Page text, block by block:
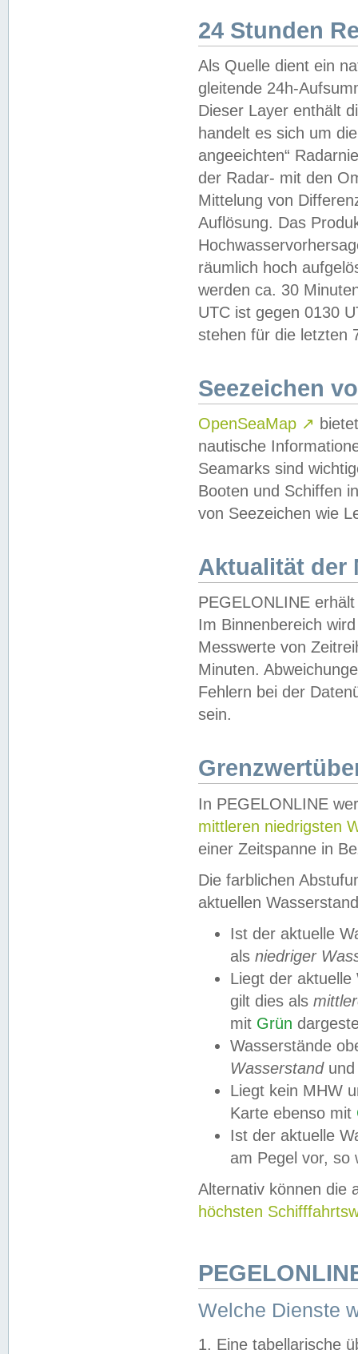
24 Stunden
Als Quelle dient ein
gleitende 24h-
Dieser Layer enthält
handelt es sich um
angeeichten“
der Radar- mit den
Mittelung von
Auflösung. Das
räumlich hoch
werden ca. 30
UTC ist gegen 0130
stehen für die letzten
Seezeichen
OpenSeaMap ↗
nautische
Seamarks sind
Booten und Schiffen
von Seezeichen wie
Aktualität der
PEGELONLINE
Im Binnenbereich
Messwerte von
Minuten.
Fehlern bei der
sein.
In PEGELONLINE
mittleren niedrigsten
einer Zeitspanne in
Die farblichen
aktuellen
Ist der aktuelle
als niedriger
Liegt der
gilt dies als
mit Grün
Wasserstände
Wasserstandund
Liegt kein MHW
Karte ebenso mit
Ist der aktuelle
am Pegel vor,
Alternativ können die
höchsten
Welche Dienste
1. Eine tabellarische